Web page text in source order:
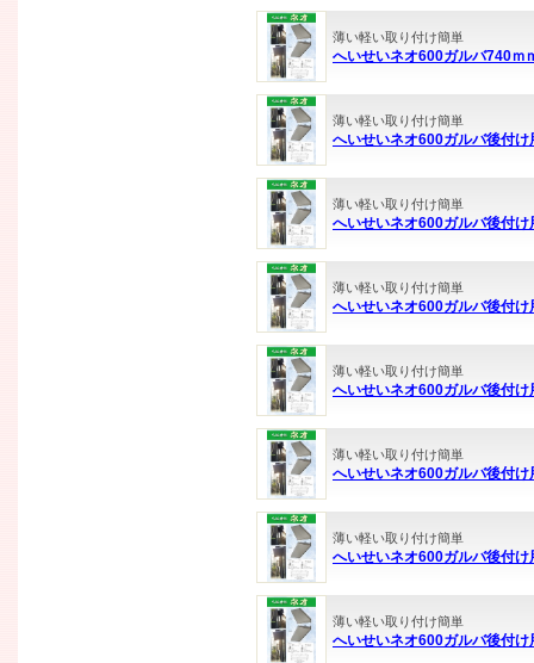
薄い軽い取り付け簡単
へいせいネオ600ガルバ740
薄い軽い取り付け簡単
へいせいネオ600ガルバ後付
薄い軽い取り付け簡単
へいせいネオ600ガルバ後付
薄い軽い取り付け簡単
へいせいネオ600ガルバ後付
薄い軽い取り付け簡単
へいせいネオ600ガルバ後付
薄い軽い取り付け簡単
へいせいネオ600ガルバ後付
薄い軽い取り付け簡単
へいせいネオ600ガルバ後付
薄い軽い取り付け簡単
へいせいネオ600ガルバ後付